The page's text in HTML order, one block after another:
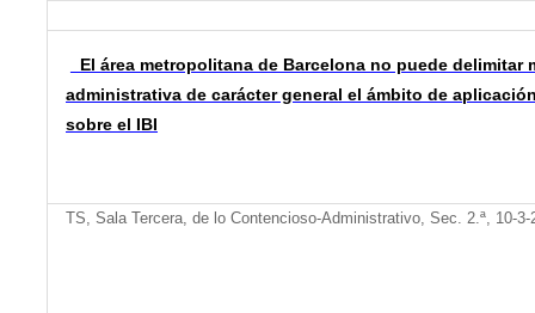
El área metropolitana de Barcelona no puede delimitar
administrativa de carácter general el ámbito de
sobre el IBI
TS, Sala Tercera, de lo Contencioso-Administrativo, Sec. 2.ª, 10-3-